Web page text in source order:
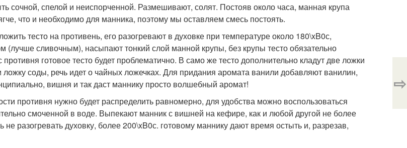
сочной, спелой и неиспорченной. Размешивают, солят. Постояв около часа, манная крупа
что и необходимо для манника, поэтому мы оставляем смесь постоять.
тесто на противень, его разогревают в духовке при температуре около 180\xB0с,
(лучше сливочным), насыпают тонкий слой манной крупы, без крупы тесто обязательно
противня готовое тесто будет проблематично. В само же тесто дополнительно кладут две ложки
ложку соды, речь идет о чайных ложечках. Для придания аромата ванили добавляют ванилин,
вишня и так даст маннику просто волшебный аромат!
противня нужно будет распределить равномерно, для удобства можно воспользоваться
смоченной в воде. Выпекают манник с вишней на кефире, как и любой другой не более
не разогревать духовку, более 200\xB0с. готовому маннику дают время остыть и, разрезав,
⇨